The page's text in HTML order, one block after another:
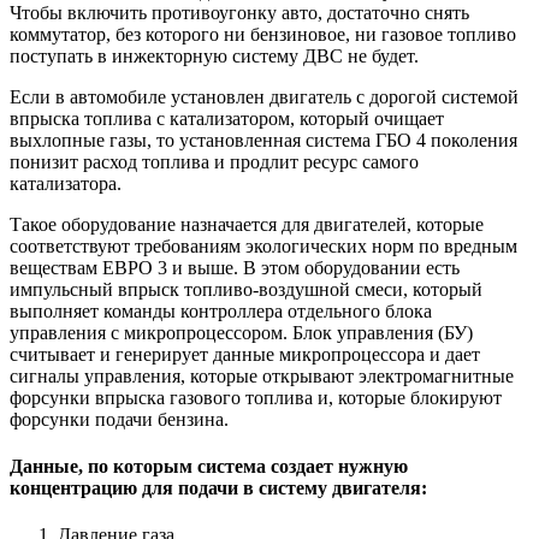
Чтобы включить противоугонку авто, достаточно снять
коммутатор, без которого ни бензиновое, ни газовое топливо
поступать в инжекторную систему ДВС не будет.
Если в автомобиле установлен двигатель с дорогой системой
впрыска топлива с катализатором, который очищает
выхлопные газы, то установленная система ГБО 4 поколения
понизит расход топлива и продлит ресурс самого
катализатора.
Такое оборудование назначается для двигателей, которые
соответствуют требованиям экологических норм по вредным
веществам ЕВРО 3 и выше. В этом оборудовании есть
импульсный впрыск топливо-воздушной смеси, который
выполняет команды контроллера отдельного блока
управления с микропроцессором. Блок управления (БУ)
считывает и генерирует данные микропроцессора и дает
сигналы управления, которые открывают электромагнитные
форсунки впрыска газового топлива и, которые блокируют
форсунки подачи бензина.
Данные, по которым система создает нужную
концентрацию для подачи в систему двигателя:
Давление газа.